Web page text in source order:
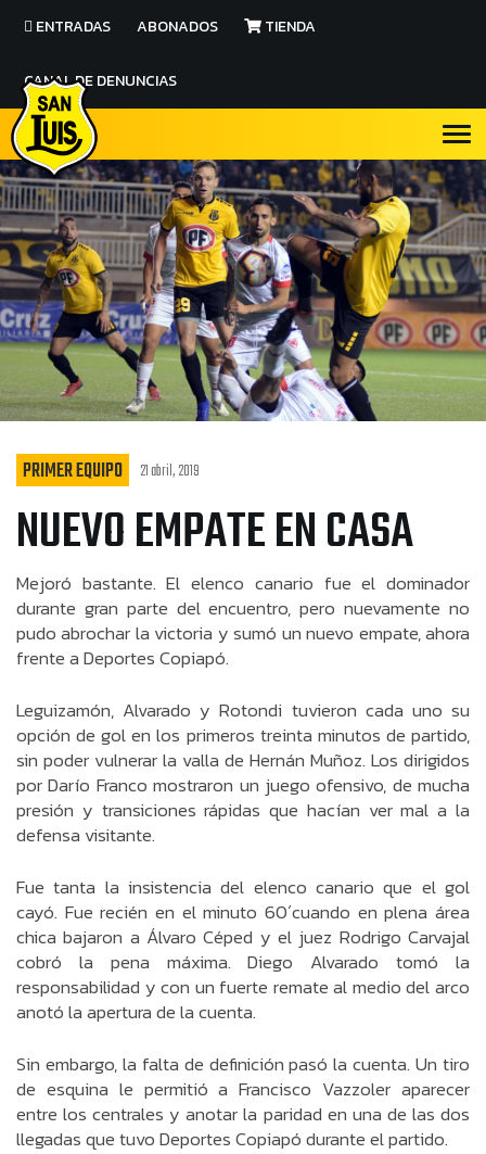
ENTRADAS ABONADOS TIENDA
CANAL DE DENUNCIAS
PRIMER EQUIPO 21 abril, 2019
NUEVO EMPATE EN CASA
Mejoró bastante. El elenco canario fue el dominador
durante gran parte del encuentro, pero nuevamente no
pudo abrochar la victoria y sumó un nuevo empate, ahora
frente a Deportes Copiapó.
Leguizamón, Alvarado y Rotondi tuvieron cada uno su
opción de gol en los primeros treinta minutos de partido,
sin poder vulnerar la valla de Hernán Muñoz. Los dirigidos
por Darío Franco mostraron un juego ofensivo, de mucha
presión y transiciones rápidas que hacían ver mal a la
defensa visitante.
Fue tanta la insistencia del elenco canario que el gol
cayó. Fue recién en el minuto 60´cuando en plena área
chica bajaron a Álvaro Céped y el juez Rodrigo Carvajal
cobró la pena máxima. Diego Alvarado tomó la
responsabilidad y con un fuerte remate al medio del arco
anotó la apertura de la cuenta.
Sin embargo, la falta de definición pasó la cuenta. Un tiro
de esquina le permitió a Francisco Vazzoler aparecer
entre los centrales y anotar la paridad en una de las dos
llegadas que tuvo Deportes Copiapó durante el partido.